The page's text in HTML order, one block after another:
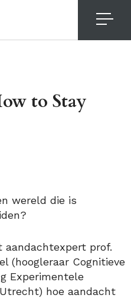
to Stay
wereld die is
aandachtexpert prof.
(hoogleraar Cognitieve
Experimentele
hoe aandacht